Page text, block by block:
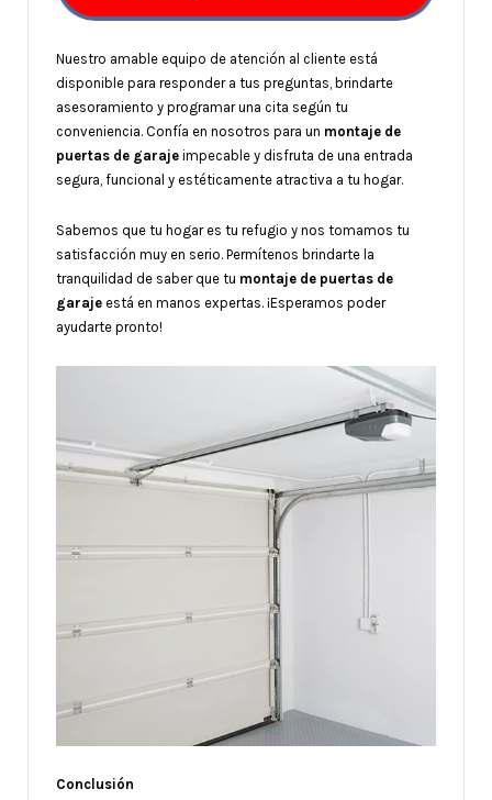
Nuestro amable equipo de atención al cliente está
disponible para responder a tus preguntas, brindarte
asesoramiento y programar una cita según tu
conveniencia. Confía en nosotros para un montaje de
puertas de garaje impecable y disfruta de una entrada
segura, funcional y estéticamente atractiva a tu hogar.
Sabemos que tu hogar es tu refugio y nos tomamos tu
satisfacción muy en serio. Permítenos brindarte la
tranquilidad de saber que tu montaje de puertas de
garaje está en manos expertas. ¡Esperamos poder
ayudarte pronto!
Conclusión